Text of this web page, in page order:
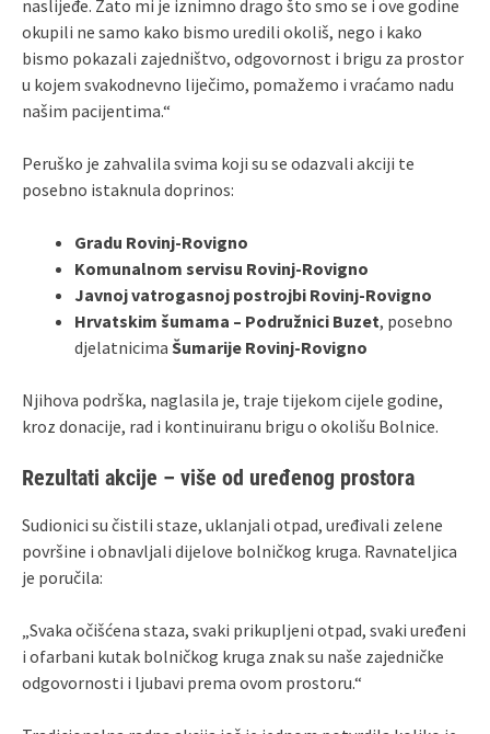
naslijeđe. Zato mi je iznimno drago što smo se i ove godine
okupili ne samo kako bismo uredili okoliš, nego i kako
bismo pokazali zajedništvo, odgovornost i brigu za prostor
u kojem svakodnevno liječimo, pomažemo i vraćamo nadu
našim pacijentima.“
Peruško je zahvalila svima koji su se odazvali akciji te
posebno istaknula doprinos:
Gradu Rovinj‑Rovigno
Komunalnom servisu Rovinj‑Rovigno
Javnoj vatrogasnoj postrojbi Rovinj‑Rovigno
Hrvatskim šumama – Podružnici Buzet, posebno
djelatnicima Šumarije Rovinj‑Rovigno
Njihova podrška, naglasila je, traje tijekom cijele godine,
kroz donacije, rad i kontinuiranu brigu o okolišu Bolnice.
Rezultati akcije – više od uređenog prostora
Sudionici su čistili staze, uklanjali otpad, uređivali zelene
površine i obnavljali dijelove bolničkog kruga. Ravnateljica
je poručila:
„Svaka očišćena staza, svaki prikupljeni otpad, svaki uređeni
i ofarbani kutak bolničkog kruga znak su naše zajedničke
odgovornosti i ljubavi prema ovom prostoru.“